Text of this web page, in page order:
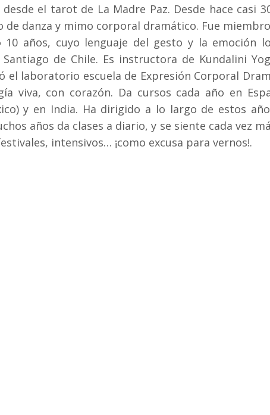
el tarot de La Madre Paz. Desde hace casi
danza y mimo corporal dramático. Fue
10 años, cuyo lenguaje del gesto y la
de Chile. Es instructora de Kundalini
el laboratorio escuela de Expresión Corporal
viva, con corazón. Da cursos cada año en
y en India. Ha dirigido a lo largo de estos
años da clases a diario, y se siente cada vez
intensivos… ¡como excusa para vernos!.